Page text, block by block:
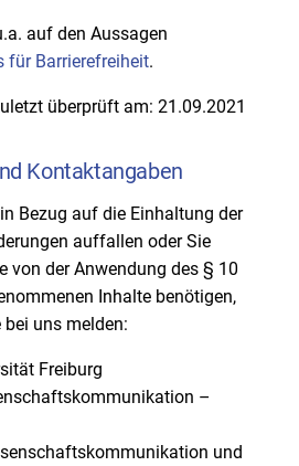
auf den Aussagen
für Barrierefreiheit.
überprüft am: 21.09.2021
Kontaktangaben
Bezug auf die Einhaltung der
auffallen oder Sie
von der Anwendung des § 10
Inhalte benötigen,
bei uns melden:
Freiburg
–
und